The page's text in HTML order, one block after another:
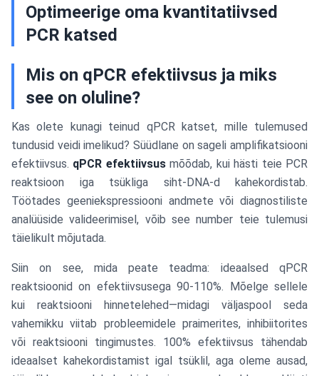
Optimeerige oma kvantitatiivsed
PCR katsed
Mis on qPCR efektiivsus ja miks
see on oluline?
Kas olete kunagi teinud qPCR katset, mille tulemused
tundusid veidi imelikud? Süüdlane on sageli amplifikatsiooni
efektiivsus. qPCR efektiivsusmõõdab, kui hästi teie PCR
reaktsioon iga tsükliga siht-DNA-d kahekordistab.
Töötades geeniekspressiooni andmete või diagnostiliste
analüüside valideerimisel, võib see number teie tulemusi
täielikult mõjutada.
Siin on see, mida peate teadma: ideaalsed qPCR
reaktsioonid on efektiivsusega 90-110%. Mõelge sellele
kui reaktsiooni hinnetelehed—midagi väljaspool seda
vahemikku viitab probleemidele praimerites, inhibiitorites
või reaktsiooni tingimustes. 100% efektiivsus tähendab
ideaalset kahekordistamist igal tsüklil, aga oleme ausad,